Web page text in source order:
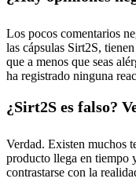
Los pocos comentarios
las cápsulas Sirt2S,
que a menos que seas
ha registrado ninguna
¿Sirt2S es falso?
Verdad. Existen muchos
producto llega en tiempo
contrastarse con la